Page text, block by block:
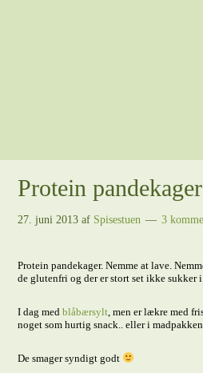
Protein pandekager
27. juni 2013 af Spisestuen 3
Protein pandekager. Nemme at lave.
de glutenfri og der er stort set ikke sukker
I dag medblåbærsylt, men er lækre med
noget som hurtig snack.. eller i
De smager syndigt godt